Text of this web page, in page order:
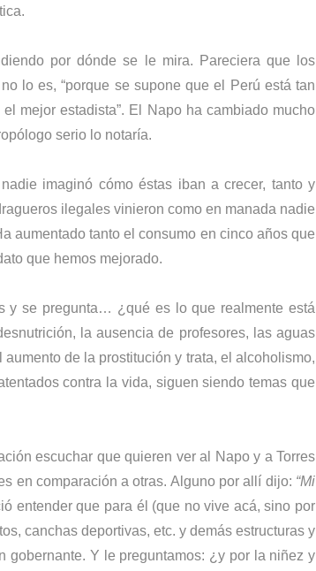
por dónde se le mira. Pareciera que los
lo es, “porque se supone que el Perú está tan
mejor estadista”. El Napo ha cambiado mucho
serio lo notaría.
imaginó cómo éstas iban a crecer, tanto y
ilegales vinieron como en manada nadie
aumentado tanto el consumo en cinco años que
que hemos mejorado.
y se pregunta… ¿qué es lo que realmente está
la ausencia de profesores, las aguas
de la prostitución y trata, el alcoholismo,
contra la vida, siguen siendo temas que
escuchar que quieren ver al Napo y a Torres
en comparación a otras. Alguno por allí dijo: “Mi
entender que para él (que no vive acá, sino por
canchas deportivas, etc. y demás estructuras y
gobernante. Y le preguntamos: ¿y por la niñez y